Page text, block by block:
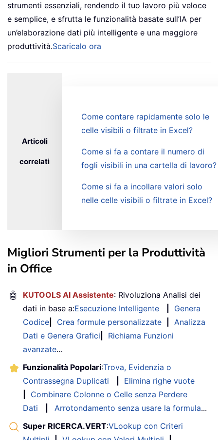
strumenti essenziali, rendendo il tuo lavoro più veloce
e semplice, e sfrutta le funzionalità basate sull’IA per
un’elaborazione dati più intelligente e una maggiore
produttività.Scaricalo ora
Articoli
correlati
Come contare rapidamente solo le
celle visibili o filtrate in Excel?
Come si fa a contare il numero di
fogli visibili in una cartella di lavoro?
Come si fa a incollare valori solo
nelle celle visibili o filtrate in Excel?
Migliori Strumenti per la Produttività
in Office
🤖 KUTOOLS AI Assistente: Rivoluziona Analisi dei
dati in base a:Esecuzione Intelligente
Genera
Codice
Crea formule personalizzate
Analizza
Dati e Genera Grafici
Richiama Funzioni
avanzate…
Funzionalità Popolari:Trova, Evidenzia o
Contrassegna Duplicati
Elimina righe vuote
Combinare Colonne o Celle senza Perdere
Dati
Arrotondamento senza usare la formula...
Super RICERCA.VERT:VLookup con Criteri